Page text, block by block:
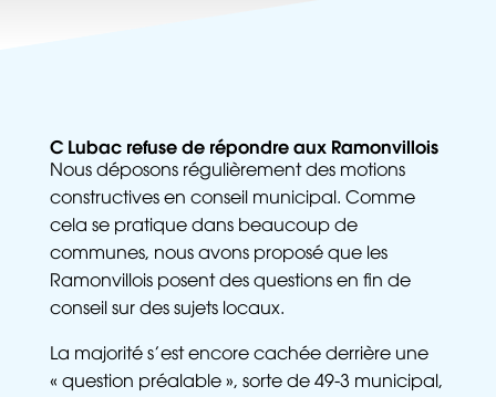
C Lubac refuse de répondre aux Ramonvillois
Nous déposons régulièrement des motions
constructives en conseil municipal. Comme
cela se pratique dans beaucoup de
communes, nous avons proposé que les
Ramonvillois posent des questions en fin de
conseil sur des sujets locaux.
La majorité s’est encore cachée derrière une
« question préalable », sorte de 49-3 municipal,